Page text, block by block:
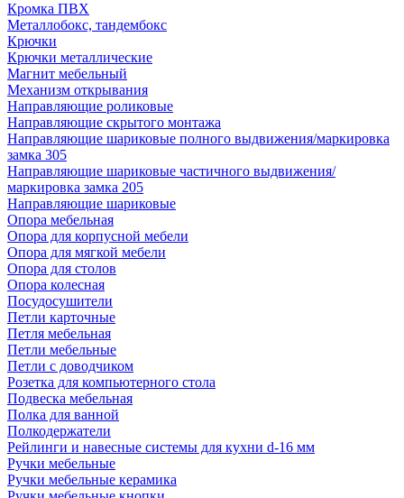
Кромка ПВХ
Металлобокс, тандембокс
Крючки
Крючки металлические
Магнит мебельный
Механизм открывания
Направляющие роликовые
Направляющие скрытого монтажа
Направляющие шариковые полного выдвижения/маркировка
замка 305
Направляющие шариковые частичного выдвижения/
маркировка замка 205
Направляющие шариковые
Опора мебельная
Опора для корпусной мебели
Опора для мягкой мебели
Опора для столов
Опора колесная
Посудосушители
Петли карточные
Петля мебельная
Петли мебельные
Петли с доводчиком
Розетка для компьютерного стола
Подвеска мебельная
Полка для ванной
Полкодержатели
Рейлинги и навесные системы для кухни d-16 мм
Ручки мебельные
Ручки мебельные керамика